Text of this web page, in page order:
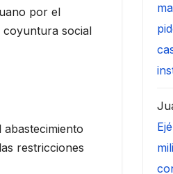
por el
coyuntura social
restricciones